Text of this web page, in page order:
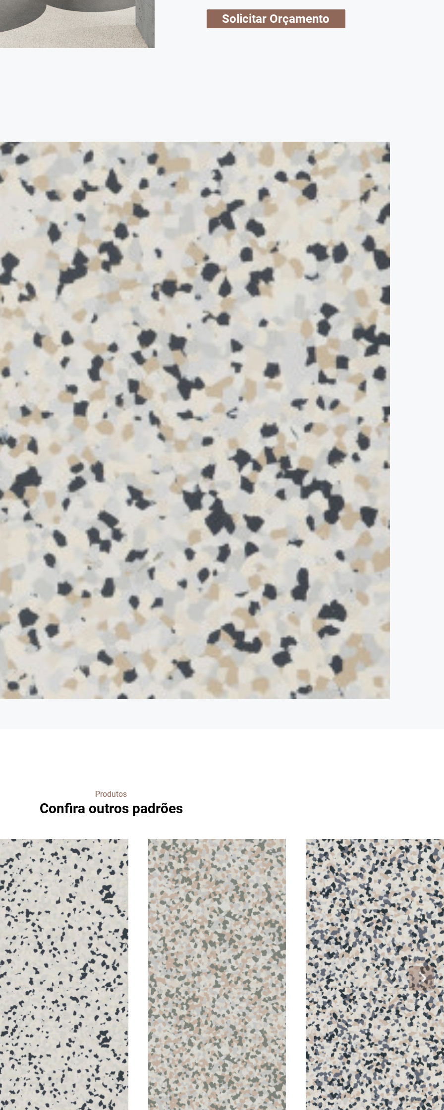
Solicitar Orçamento
Produtos
Confira outros padrões